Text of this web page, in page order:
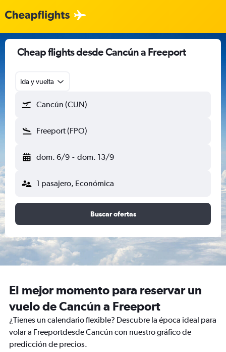
Cheap flights desde Cancún a Freeport
Ida y vuelta
Cancún (CUN)
Freeport (FPO)
dom. 6/9 - dom. 13/9
1 pasajero, Económica
Buscar ofertas
El mejor momento para reservar un
vuelo de Cancún a Freeport
¿Tienes un calendario flexible? Descubre la época ideal para
volar a Freeportdesde Cancún con nuestro gráfico de
predicción de precios.